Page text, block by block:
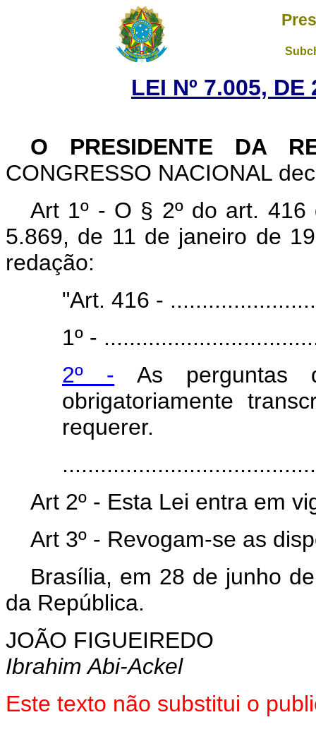
LEI Nº 7.005,
O PRESIDENTE DA
CONGRESSO NACIONAL
Art 1º - O § 2º do art. 416
5.869, de 11 de janeiro de
redação:
"Art. 416 -
1º -
2º - As perguntas
obrigatoriamente
requerer.
Art 2º - Esta Lei entra em
Art 3º - Revogam-se as
Brasília, em 28 de junho
da República.
JOÃO FIGUEIREDO
Ibrahim Abi-Ackel
Este texto não substitui o